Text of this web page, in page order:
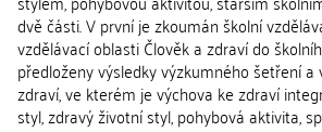
dvě části. V první je zkoumán školní
vzdělávací oblasti Člověk a zdraví do
předloženy výsledky výzkumného šetření
zdraví, ve kterém je výchova ke zdraví
styl, zdravý životní styl, pohybová aktivita,